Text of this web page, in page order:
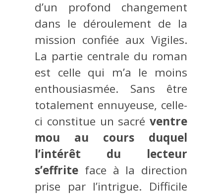
d’un profond changement
dans le déroulement de la
mission confiée aux Vigiles.
La partie centrale du roman
est celle qui m’a le moins
enthousiasmée. Sans être
totalement ennuyeuse, celle-
ci constitue un sacré ventre
mou au cours duquel
l’intérêt du lecteur
s’effrite face à la direction
prise par l’intrigue. Difficile